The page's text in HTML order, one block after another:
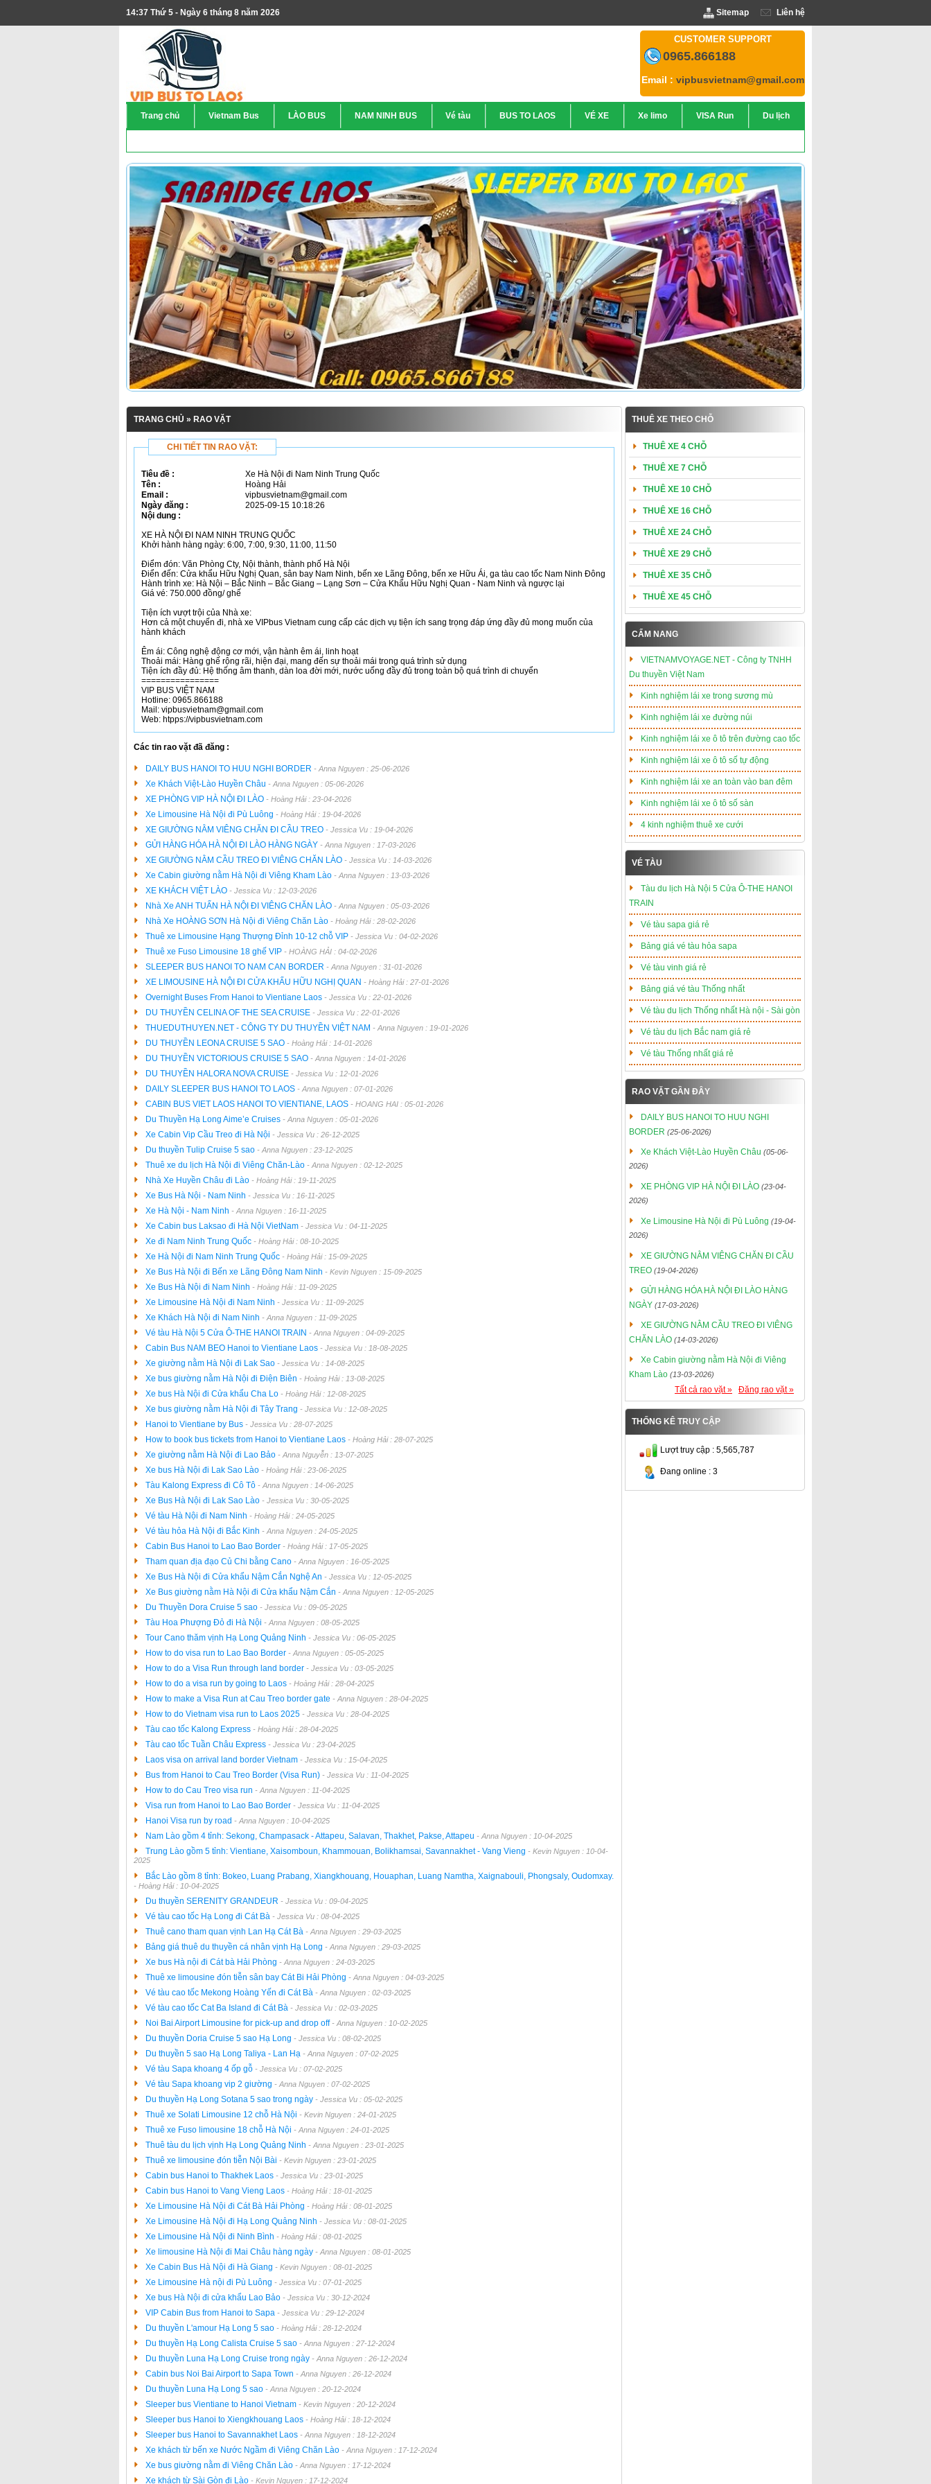
14:37 Thứ 5 - Ngày 6 tháng 8 năm 2026 Sitemap Liên hệ
CUSTOMER SUPPORT
0965.866188
Email : vipbusvietnam@gmail.com
Trang chủ Vietnam Bus LÀO BUS NAM NINH BUS Vé tàu BUS TO LAOS VÉ XE Xe limo VISA Run Du lịch
TRANG CHỦ » RAO VẶT
CHI TIẾT TIN RAO VẶT:
Tiêu đề :
Xe Hà Nội đi Nam Ninh Trung Quốc
Tên :
Hoàng Hải
Email :
vipbusvietnam@gmail.com
Ngày đăng :
2025-09-15 10:18:26
Nội dung :
XE HÀ NỘI ĐI NAM NINH TRUNG QUỐC
Khởi hành hàng ngày: 6:00, 7:00, 9:30, 11:00, 11:50
Điểm đón: Văn Phòng Cty, Nội thành, thành phố Hà Nội
Điển đến: Cửa khẩu Hữu Nghị Quan, sân bay Nam Ninh, bến xe Lãng Đông, bến xe Hữu Ái, ga tàu cao tốc Nam Ninh Đông
Hành trình xe: Hà Nội – Bắc Ninh – Bắc Giang – Lạng Sơn – Cửa Khẩu Hữu Nghị Quan - Nam Ninh và ngược lại
Giá vé: 750.000 đồng/ ghế
Tiện ích vượt trội của Nhà xe:
Hơn cả một chuyến đi, nhà xe VIPbus Vietnam cung cấp các dịch vụ tiện ích sang trọng đáp ứng đầy đủ mong muốn của
hành khách
Êm ái: Công nghệ động cơ mới, vận hành êm ái, linh hoạt
Thoải mái: Hàng ghế rộng rãi, hiện đại, mang đến sự thoải mái trong quá trình sử dụng
Tiện ích đầy đủ: Hệ thống âm thanh, dàn loa đời mới, nước uống đầy đủ trong toàn bộ quá trình di chuyển
================
VIP BUS VIỆT NAM
Hotline: 0965.866188
Mail: vipbusvietnam@gmail.com
Web: htpps://vipbusvietnam.com
Các tin rao vặt đã đăng :
DAILY BUS HANOI TO HUU NGHI BORDER - Anna Nguyen : 25-06-2026
Xe Khách Việt-Lào Huyền Châu - Anna Nguyen : 05-06-2026
XE PHÒNG VIP HÀ NỘI ĐI LÀO - Hoàng Hải : 23-04-2026
Xe Limousine Hà Nội đi Pù Luông - Hoàng Hải : 19-04-2026
XE GIƯỜNG NẰM VIÊNG CHĂN ĐI CẦU TREO - Jessica Vu : 19-04-2026
GỬI HÀNG HÓA HÀ NỘI ĐI LÀO HÀNG NGÀY - Anna Nguyen : 17-03-2026
XE GIƯỜNG NẰM CẦU TREO ĐI VIÊNG CHĂN LÀO - Jessica Vu : 14-03-2026
Xe Cabin giường nằm Hà Nội đi Viêng Kham Lào - Anna Nguyen : 13-03-2026
XE KHÁCH VIỆT LÀO - Jessica Vu : 12-03-2026
Nhà Xe ANH TUẤN HÀ NỘI ĐI VIÊNG CHĂN LÀO - Anna Nguyen : 05-03-2026
Nhà Xe HOÀNG SƠN Hà Nội đi Viêng Chăn Lào - Hoàng Hải : 28-02-2026
Thuê xe Limousine Hạng Thượng Đỉnh 10-12 chỗ VIP - Jessica Vu : 04-02-2026
Thuê xe Fuso Limousine 18 ghế VIP - HOÀNG HẢI : 04-02-2026
SLEEPER BUS HANOI TO NAM CAN BORDER - Anna Nguyen : 31-01-2026
XE LIMOUSINE HÀ NỘI ĐI CỬA KHẨU HỮU NGHỊ QUAN - Hoàng Hải : 27-01-2026
Overnight Buses From Hanoi to Vientiane Laos - Jessica Vu : 22-01-2026
DU THUYỀN CELINA OF THE SEA CRUISE - Jessica Vu : 22-01-2026
THUEDUTHUYEN.NET - CÔNG TY DU THUYỀN VIỆT NAM - Anna Nguyen : 19-01-2026
DU THUYỀN LEONA CRUISE 5 SAO - Hoàng Hải : 14-01-2026
DU THUYỀN VICTORIOUS CRUISE 5 SAO - Anna Nguyen : 14-01-2026
DU THUYỀN HALORA NOVA CRUISE - Jessica Vu : 12-01-2026
DAILY SLEEPER BUS HANOI TO LAOS - Anna Nguyen : 07-01-2026
CABIN BUS VIET LAOS HANOI TO VIENTIANE, LAOS - HOANG HAI : 05-01-2026
Du Thuyền Hạ Long Aime’e Cruises - Anna Nguyen : 05-01-2026
Xe Cabin Vip Cầu Treo đi Hà Nội - Jessica Vu : 26-12-2025
Du thuyền Tulip Cruise 5 sao - Anna Nguyen : 23-12-2025
Thuê xe du lịch Hà Nội đi Viêng Chăn-Lào - Anna Nguyen : 02-12-2025
Nhà Xe Huyền Châu đi Lào - Hoàng Hải : 19-11-2025
Xe Bus Hà Nội - Nam Ninh - Jessica Vu : 16-11-2025
Xe Hà Nội - Nam Ninh - Anna Nguyen : 16-11-2025
Xe Cabin bus Laksao đi Hà Nội VietNam - Jessica Vu : 04-11-2025
Xe đi Nam Ninh Trung Quốc - Hoàng Hải : 08-10-2025
Xe Hà Nội đi Nam Ninh Trung Quốc - Hoàng Hải : 15-09-2025
Xe Bus Hà Nội đi Bến xe Lãng Đông Nam Ninh - Kevin Nguyen : 15-09-2025
Xe Bus Hà Nội đi Nam Ninh - Hoàng Hải : 11-09-2025
Xe Limousine Hà Nội đi Nam Ninh - Jessica Vu : 11-09-2025
Xe Khách Hà Nội đi Nam Ninh - Anna Nguyen : 11-09-2025
Vé tàu Hà Nội 5 Cửa Ô-THE HANOI TRAIN - Anna Nguyen : 04-09-2025
Cabin Bus NAM BEO Hanoi to Vientiane Laos - Jessica Vu : 18-08-2025
Xe giường nằm Hà Nội đi Lak Sao - Jessica Vu : 14-08-2025
Xe bus giường nằm Hà Nội đi Điện Biên - Hoàng Hải : 13-08-2025
Xe bus Hà Nội đi Cửa khẩu Cha Lo - Hoàng Hải : 12-08-2025
Xe bus giường nằm Hà Nội đi Tây Trang - Jessica Vu : 12-08-2025
Hanoi to Vientiane by Bus - Jessica Vu : 28-07-2025
How to book bus tickets from Hanoi to Vientiane Laos - Hoàng Hải : 28-07-2025
Xe giường nằm Hà Nội đi Lao Bảo - Anna Nguyễn : 13-07-2025
Xe bus Hà Nội đi Lak Sao Lào - Hoàng Hải : 23-06-2025
Tàu Kalong Express đi Cô Tô - Anna Nguyen : 14-06-2025
Xe Bus Hà Nội đi Lak Sao Lào - Jessica Vu : 30-05-2025
Vé tàu Hà Nội đi Nam Ninh - Hoàng Hải : 24-05-2025
Vé tàu hỏa Hà Nội đi Bắc Kinh - Anna Nguyen : 24-05-2025
Cabin Bus Hanoi to Lao Bao Border - Hoàng Hải : 17-05-2025
Tham quan địa đạo Củ Chi bằng Cano - Anna Nguyen : 16-05-2025
Xe Bus Hà Nội đi Cửa khẩu Nậm Cắn Nghệ An - Jessica Vu : 12-05-2025
Xe Bus giường nằm Hà Nội đi Cửa khẩu Nậm Cắn - Anna Nguyen : 12-05-2025
Du Thuyền Dora Cruise 5 sao - Jessica Vu : 09-05-2025
Tàu Hoa Phượng Đỏ đi Hà Nội - Anna Nguyen : 08-05-2025
Tour Cano thăm vịnh Hạ Long Quảng Ninh - Jessica Vu : 06-05-2025
How to do visa run to Lao Bao Border - Anna Nguyen : 05-05-2025
How to do a Visa Run through land border - Jessica Vu : 03-05-2025
How to do a visa run by going to Laos - Hoàng Hải : 28-04-2025
How to make a Visa Run at Cau Treo border gate - Anna Nguyen : 28-04-2025
How to do Vietnam visa run to Laos 2025 - Jessica Vu : 28-04-2025
Tàu cao tốc Kalong Express - Hoàng Hải : 28-04-2025
Tàu cao tốc Tuần Châu Express - Jessica Vu : 23-04-2025
Laos visa on arrival land border Vietnam - Jessica Vu : 15-04-2025
Bus from Hanoi to Cau Treo Border (Visa Run) - Jessica Vu : 11-04-2025
How to do Cau Treo visa run - Anna Nguyen : 11-04-2025
Visa run from Hanoi to Lao Bao Border - Jessica Vu : 11-04-2025
Hanoi Visa run by road - Anna Nguyen : 10-04-2025
Nam Lào gồm 4 tỉnh: Sekong, Champasack - Attapeu, Salavan, Thakhet, Pakse, Attapeu - Anna Nguyen : 10-04-2025
Trung Lào gồm 5 tỉnh: Vientiane, Xaisomboun, Khammouan, Bolikhamsai, Savannakhet - Vang Vieng - Kevin Nguyen : 10-04-
2025
Bắc Lào gồm 8 tỉnh: Bokeo, Luang Prabang, Xiangkhouang, Houaphan, Luang Namtha, Xaignabouli, Phongsaly, Oudomxay.
- Hoàng Hải : 10-04-2025
Du thuyền SERENITY GRANDEUR - Jessica Vu : 09-04-2025
Vé tàu cao tốc Hạ Long đi Cát Bà - Jessica Vu : 08-04-2025
Thuê cano tham quan vịnh Lan Hạ Cát Bà - Anna Nguyen : 29-03-2025
Bảng giá thuê du thuyền cá nhân vịnh Hạ Long - Anna Nguyen : 29-03-2025
Xe bus Hà nội đi Cát bà Hải Phòng - Anna Nguyen : 24-03-2025
Thuê xe limousine đón tiễn sân bay Cát Bi Hải Phòng - Anna Nguyen : 04-03-2025
Vé tàu cao tốc Mekong Hoàng Yến đi Cát Bà - Anna Nguyen : 02-03-2025
Vé tàu cao tốc Cat Ba Island đi Cát Bà - Jessica Vu : 02-03-2025
Noi Bai Airport Limousine for pick-up and drop off- Anna Nguyen : 10-02-2025
Du thuyền Doria Cruise 5 sao Hạ Long - Jessica Vu : 08-02-2025
Du thuyền 5 sao Hạ Long Taliya - Lan Hạ - Anna Nguyen : 07-02-2025
Vé tàu Sapa khoang 4 ốp gỗ - Jessica Vu : 07-02-2025
Vé tàu Sapa khoang vip 2 giường - Anna Nguyen : 07-02-2025
Du thuyền Hạ Long Sotana 5 sao trong ngày - Jessica Vu : 05-02-2025
Thuê xe Solati Limousine 12 chỗ Hà Nội - Kevin Nguyen : 24-01-2025
Thuê xe Fuso limousine 18 chỗ Hà Nội - Anna Nguyen : 24-01-2025
Thuê tàu du lịch vịnh Hạ Long Quảng Ninh - Anna Nguyen : 23-01-2025
Thuê xe limousine đón tiễn Nội Bài - Kevin Nguyen : 23-01-2025
Cabin bus Hanoi to Thakhek Laos - Jessica Vu : 23-01-2025
Cabin bus Hanoi to Vang Vieng Laos - Hoàng Hải : 18-01-2025
Xe Limousine Hà Nội đi Cát Bà Hải Phòng - Hoàng Hải : 08-01-2025
Xe Limousine Hà Nội đi Hạ Long Quảng Ninh - Jessica Vu : 08-01-2025
Xe Limousine Hà Nội đi Ninh Bình - Hoàng Hải : 08-01-2025
Xe limousine Hà Nội đi Mai Châu hàng ngày - Anna Nguyen : 08-01-2025
Xe Cabin Bus Hà Nội đi Hà Giang - Kevin Nguyen : 08-01-2025
Xe Limousine Hà nội đi Pù Luông - Jessica Vu : 07-01-2025
Xe bus Hà Nội đi cửa khẩu Lao Bảo - Jessica Vu : 30-12-2024
VIP Cabin Bus from Hanoi to Sapa - Jessica Vu : 29-12-2024
Du thuyền L'amour Hạ Long 5 sao - Hoàng Hải : 28-12-2024
Du thuyền Hạ Long Calista Cruise 5 sao - Anna Nguyen : 27-12-2024
Du thuyền Luna Hạ Long Cruise trong ngày - Anna Nguyen : 26-12-2024
Cabin bus Noi Bai Airport to Sapa Town - Anna Nguyen : 26-12-2024
Du thuyền Luna Hạ Long 5 sao - Anna Nguyen : 20-12-2024
Sleeper bus Vientiane to Hanoi Vietnam - Kevin Nguyen : 20-12-2024
Sleeper bus Hanoi to Xiengkhouang Laos - Hoàng Hải : 18-12-2024
Sleeper bus Hanoi to Savannakhet Laos - Anna Nguyen : 18-12-2024
Xe khách từ bến xe Nước Ngầm đi Viêng Chăn Lào - Anna Nguyen : 17-12-2024
Xe bus giường nằm đi Viêng Chăn Lào - Anna Nguyen : 17-12-2024
Xe khách từ Sài Gòn đi Lào - Kevin Nguyen : 17-12-2024
THUÊ XE THEO CHỖ
THUÊ XE 4 CHỖ
THUÊ XE 7 CHỖ
THUÊ XE 10 CHỖ
THUÊ XE 16 CHỖ
THUÊ XE 24 CHỖ
THUÊ XE 29 CHỖ
THUÊ XE 35 CHỖ
THUÊ XE 45 CHỖ
CẨM NANG
VIETNAMVOYAGE.NET - Công ty TNHH
Du thuyền Việt Nam
Kinh nghiệm lái xe trong sương mù
Kinh nghiệm lái xe đường núi
Kinh nghiệm lái xe ô tô trên đường cao tốc
Kinh nghiệm lái xe ô tô số tự động
Kinh nghiệm lái xe an toàn vào ban đêm
Kinh nghiệm lái xe ô tô số sàn
4 kinh nghiệm thuê xe cưới
VÉ TÀU
Tàu du lịch Hà Nội 5 Cửa Ô-THE HANOI
TRAIN
Vé tàu sapa giá rẻ
Bảng giá vé tàu hỏa sapa
Vé tàu vinh giá rẻ
Bảng giá vé tàu Thống nhất
Vé tàu du lịch Thống nhất Hà nội - Sài gòn
Vé tàu du lịch Bắc nam giá rẻ
Vé tàu Thống nhất giá rẻ
RAO VẶT GẦN ĐÂY
DAILY BUS HANOI TO HUU NGHI
BORDER (25-06-2026)
Xe Khách Việt-Lào Huyền Châu (05-06-
2026)
XE PHÒNG VIP HÀ NỘI ĐI LÀO (23-04-
2026)
Xe Limousine Hà Nội đi Pù Luông (19-04-
2026)
XE GIƯỜNG NẰM VIÊNG CHĂN ĐI CẦU
TREO (19-04-2026)
GỬI HÀNG HÓA HÀ NỘI ĐI LÀO HÀNG
NGÀY (17-03-2026)
XE GIƯỜNG NẰM CẦU TREO ĐI VIÊNG
CHĂN LÀO (14-03-2026)
Xe Cabin giường nằm Hà Nội đi Viêng
Kham Lào (13-03-2026)
Tất cả rao vặt » Đăng rao vặt »
THỐNG KÊ TRUY CẬP
Lượt truy cập : 5,565,787
Đang online : 3